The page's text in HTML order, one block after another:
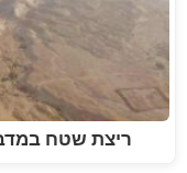
ריצת שטח